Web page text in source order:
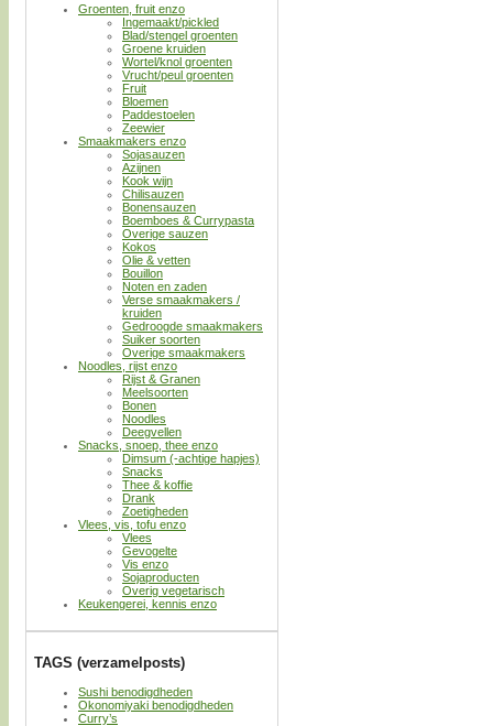
Groenten, fruit enzo
Ingemaakt/pickled
Blad/stengel groenten
Groene kruiden
Wortel/knol groenten
Vrucht/peul groenten
Fruit
Bloemen
Paddestoelen
Zeewier
Smaakmakers enzo
Sojasauzen
Azijnen
Kook wijn
Chilisauzen
Bonensauzen
Boemboes & Currypasta
Overige sauzen
Kokos
Olie & vetten
Bouillon
Noten en zaden
Verse smaakmakers /
kruiden
Gedroogde smaakmakers
Suiker soorten
Overige smaakmakers
Noodles, rijst enzo
Rijst & Granen
Meelsoorten
Bonen
Noodles
Deegvellen
Snacks, snoep, thee enzo
Dimsum (-achtige hapjes)
Snacks
Thee & koffie
Drank
Zoetigheden
Vlees, vis, tofu enzo
Vlees
Gevogelte
Vis enzo
Sojaproducten
Overig vegetarisch
Keukengerei, kennis enzo
TAGS (verzamelposts)
Sushi benodigdheden
Okonomiyaki benodigdheden
Curry’s